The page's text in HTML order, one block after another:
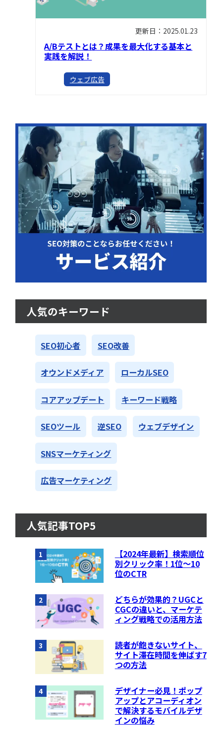
更新日：2025.01.23
A/Bテストとは？成果を最大化する基本と
実践を解説！
ウェブ広告
人気のキーワード
SEO初心者 SEO改善
オウンドメディア ローカルSEO
コアアップデート キーワード戦略
SEOツール 逆SEO ウェブデザイン
SNSマーケティング
広告マーケティング
人気記事TOP5
1
【2024年最新】検索順位
別クリック率！1位〜10
位のCTR
2
どちらが効果的？UGCと
CGCの違いと、マーケテ
ィング戦略での活用方法
3
読者が飽きないサイト、
サイト滞在時間を伸ばす7
つの方法
4
デザイナー必見！ポップ
アップとアコーディオン
で解決するモバイルデザ
インの悩み